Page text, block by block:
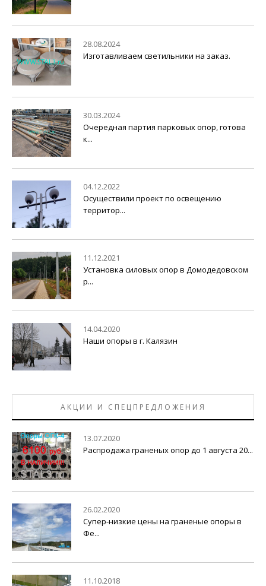
28.08.2024
Изготавливаем светильники на заказ.
30.03.2024
Очередная партия парковых опор, готова
к...
04.12.2022
Осуществили проект по освещению
территор...
11.12.2021
Установка силовых опор в Домодедовском
р...
14.04.2020
Наши опоры в г. Калязин
АКЦИИ И СПЕЦПРЕДЛОЖЕНИЯ
13.07.2020
Распродажа граненых опор до 1 августа 20...
26.02.2020
Супер-низкие цены на граненые опоры в
Фе...
11.10.2018